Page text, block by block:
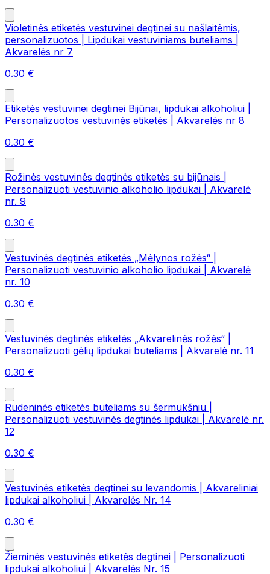
Violetinės etiketės vestuvinei degtinei su našlaitėmis,
personalizuotos | Lipdukai vestuviniams buteliams |
Akvarelės nr 7
0.30 €
Etiketės vestuvinei degtinei Bijūnai, lipdukai alkoholiui |
Personalizuotos vestuvinės etiketės | Akvarelės nr 8
0.30 €
Rožinės vestuvinės degtinės etiketės su bijūnais |
Personalizuoti vestuvinio alkoholio lipdukai | Akvarelė
nr. 9
0.30 €
Vestuvinės degtinės etiketės „Mėlynos rožės“ |
Personalizuoti vestuvinio alkoholio lipdukai | Akvarelė
nr. 10
0.30 €
Vestuvinės degtinės etiketės „Akvarelinės rožės“ |
Personalizuoti gėlių lipdukai buteliams | Akvarelė nr. 11
0.30 €
Rudeninės etiketės buteliams su šermukšniu |
Personalizuoti vestuvinės degtinės lipdukai | Akvarelė nr.
12
0.30 €
Vestuvinės etiketės degtinei su levandomis | Akvareliniai
lipdukai alkoholiui | Akvarelės Nr. 14
0.30 €
Žieminės vestuvinės etiketės degtinei | Personalizuoti
lipdukai alkoholiui | Akvarelės Nr. 15